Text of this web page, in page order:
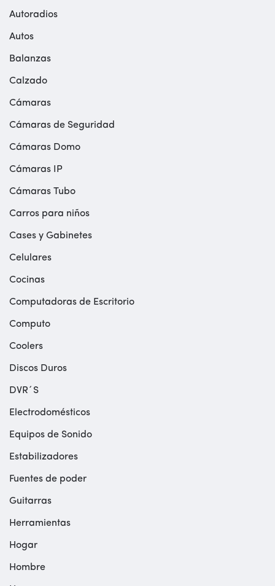
Autoradios
Autos
Balanzas
Calzado
Cámaras
Cámaras de Seguridad
Cámaras Domo
Cámaras IP
Cámaras Tubo
Carros para niños
Cases y Gabinetes
Celulares
Cocinas
Computadoras de Escritorio
Computo
Coolers
Discos Duros
DVR´S
Electrodomésticos
Equipos de Sonido
Estabilizadores
Fuentes de poder
Guitarras
Herramientas
Hogar
Hombre